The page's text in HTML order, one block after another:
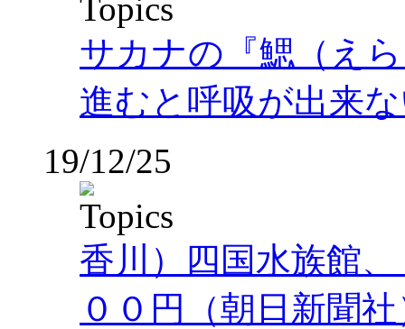
サカナの『鰓（え
進むと呼吸が出来
19/12/25
香川）四国水族館
００円（朝日新聞